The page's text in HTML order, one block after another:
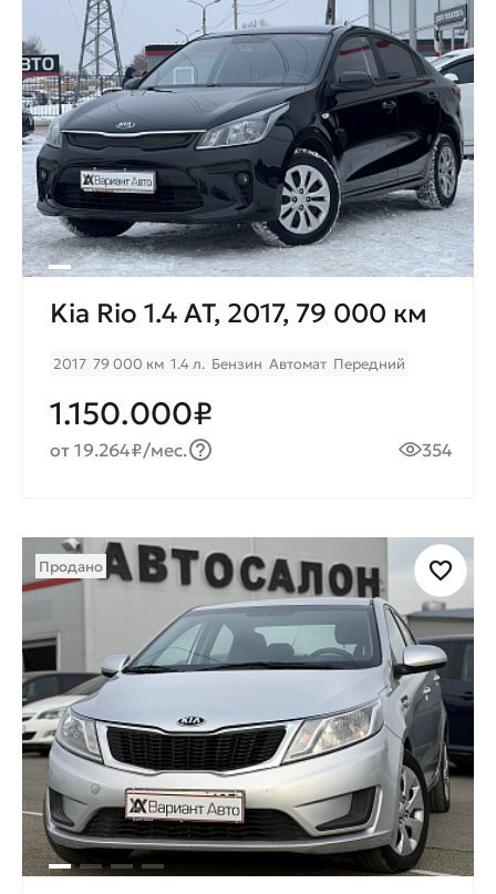
Kia Rio 1.4 AT, 2017, 79 000 км
2017 79 000 км 1.4 л. Бензин Автомат Передний
1.150.000₽
от 19.264₽/мес. 354
Продано